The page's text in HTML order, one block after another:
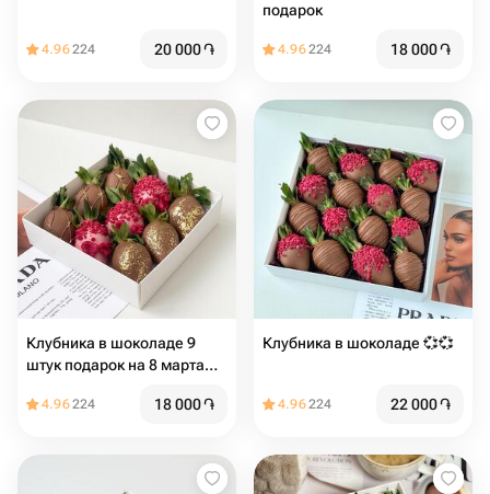
4.96224 20 000֏
подарок
4.96224 18 000֏
Клубника в шоколаде 9
штук подарок на 8 марта
4.96224 18 000֏
Клубника в шоколаде 💞💞
4.96224 22 000֏